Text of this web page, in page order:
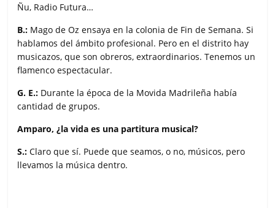
Ñu, Radio Futura…
B.: Mago de Oz ensaya en la colonia de Fin de Semana. Si
hablamos del ámbito profesional. Pero en el distrito hay
musicazos, que son obreros, extraordinarios. Tenemos un
flamenco espectacular.
G. E.: Durante la época de la Movida Madrileña había
cantidad de grupos.
Amparo, ¿la vida es una partitura musical?
S.: Claro que sí. Puede que seamos, o no, músicos, pero
llevamos la música dentro.